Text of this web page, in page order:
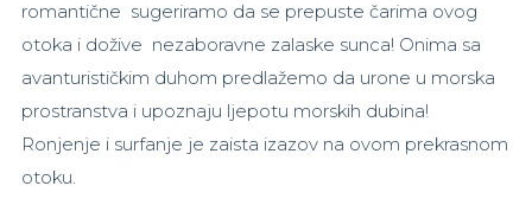
romantične sugeriramo da se prepuste čarima ovog
otoka i dožive nezaboravne zalaske sunca! Onima sa
avanturističkim duhom predlažemo da urone u morska
prostranstva i upoznaju ljepotu morskih dubina!
Ronjenje i surfanje je zaista izazov na ovom prekrasnom
otoku.